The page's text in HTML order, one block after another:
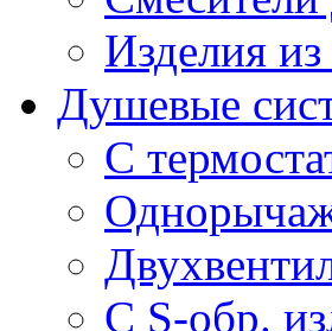
Изделия
Душевые
С
С S-обр.